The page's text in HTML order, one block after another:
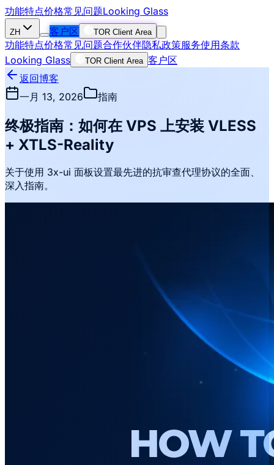
功能特点价格常见问题Looking Glass
ZH 客户区 TOR Client Area
功能特点价格常见问题合作伙伴隐私政策服务使用条款
Looking Glass
TOR Client Area 客户区
返回博客
一月 13, 2026
指南
终极指南：如何在 VPS 上安装 VLESS
+ XTLS-Reality
关于使用 3x-ui 面板设置最先进的抗审查代理协议的全面、
深入指南。